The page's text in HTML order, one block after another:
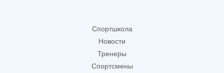
Спортшкола
Новости
Тренеры
Спортсмены